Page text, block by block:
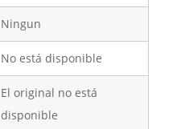
Ningun
No está disponible
El original no está
disponible